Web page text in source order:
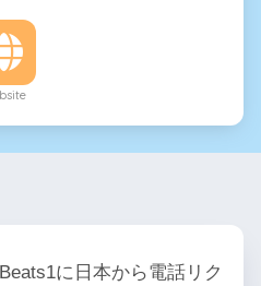
に日本から電話リク